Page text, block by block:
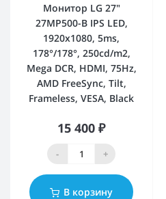
Монитор LG 27"
27MP500-B IPS LED,
1920x1080, 5ms,
178°/178°, 250cd/m2,
Mega DCR, HDMI, 75Hz,
AMD FreeSync, Tilt,
Frameless, VESA, Black
15 400 ₽
- +
В корзину